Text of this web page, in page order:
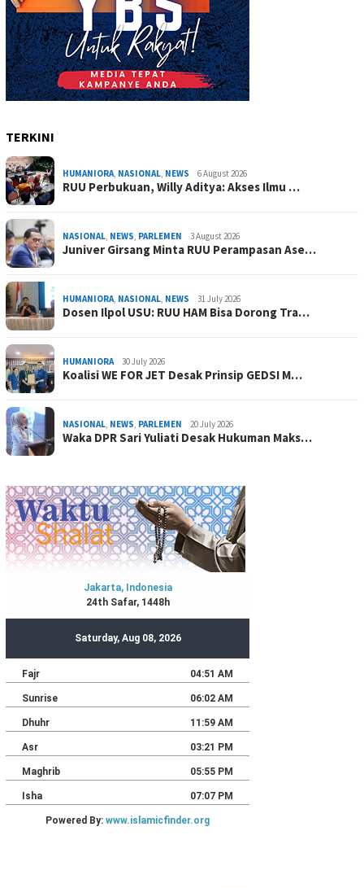
TERKINI
HUMANIORA, NASIONAL, NEWS 6 August 2026
RUU Perbukuan, Willy Aditya: Akses Ilmu …
NASIONAL, NEWS, PARLEMEN 3 August 2026
Juniver Girsang Minta RUU Perampasan Ase…
HUMANIORA, NASIONAL, NEWS 31 July 2026
Dosen Ilpol USU: RUU HAM Bisa Dorong Tra…
HUMANIORA 30 July 2026
Koalisi WE FOR JET Desak Prinsip GEDSI M…
NASIONAL, NEWS, PARLEMEN 20 July 2026
Waka DPR Sari Yuliati Desak Hukuman Maks…